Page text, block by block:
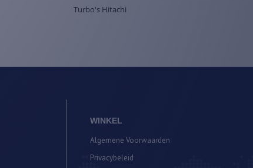
Turbo's Hitachi
WINKEL
Algemene Voorwaarden
Privacybeleid